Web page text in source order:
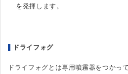
を発揮します。
ドライフォグ
ドライフォグとは専用噴霧器をつかっ